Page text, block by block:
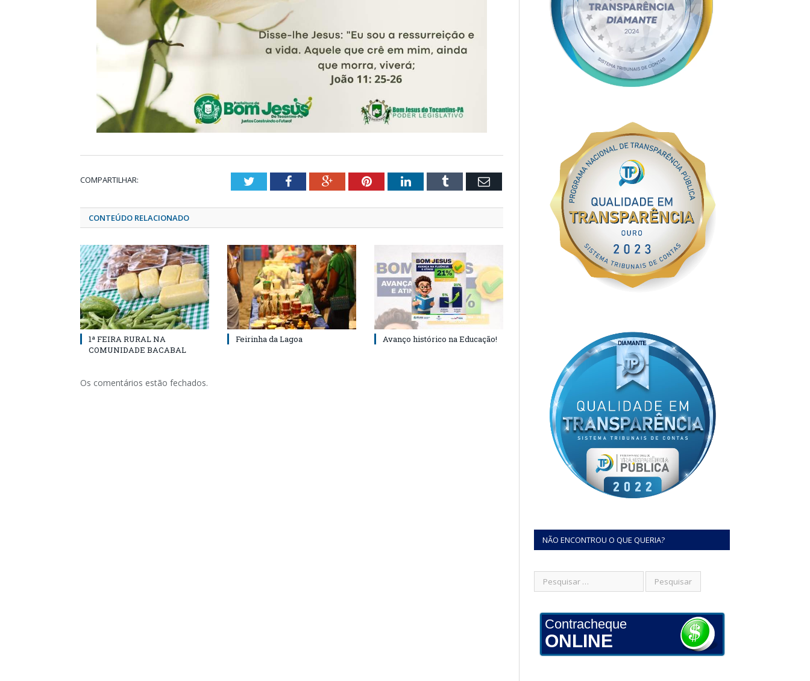
COMPARTILHAR: TwitterFacebookGoogle+PinterestLinkedInTumblr Email
CONTEÚDO RELACIONADO
1ª FEIRA RURAL NA
COMUNIDADE BACABAL
Feirinha da Lagoa Avanço histórico na Educação!
Os comentários estão fechados.
NÃO ENCONTROU O QUE QUERIA?
Contracheque
ONLINE